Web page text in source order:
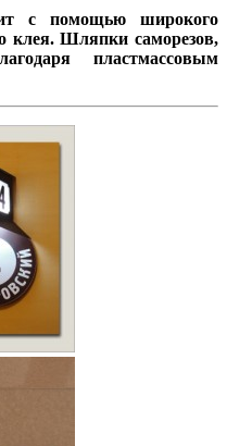
с помощью широкого
клея. Шляпки саморезов,
пластмассовым